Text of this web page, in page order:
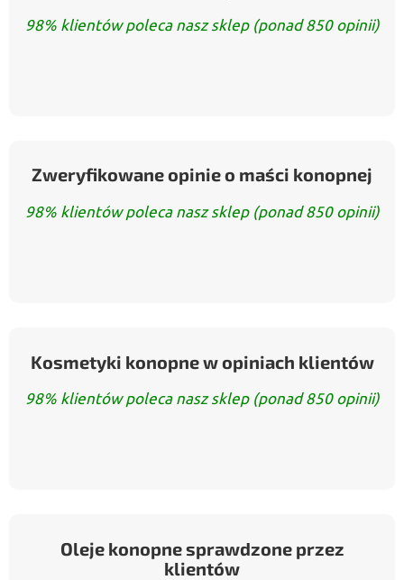
98% klientów poleca nasz sklep (ponad 850 opinii)
Zweryfikowane opinie o maści konopnej
98% klientów poleca nasz sklep (ponad 850 opinii)
Kosmetyki konopne w opiniach klientów
98% klientów poleca nasz sklep (ponad 850 opinii)
Oleje konopne sprawdzone przez
klientów